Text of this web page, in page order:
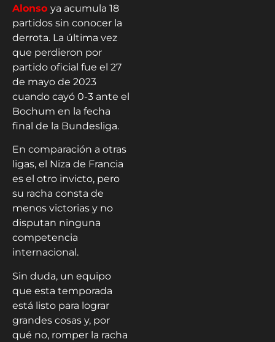
Alonso ya acumula 18
partidos sin conocer la
derrota. La última vez
que perdieron por
partido oficial fue el 27
de mayo de 2023
cuando cayó 0-3 ante el
Bochum en la fecha
final de la Bundesliga.
En comparación a otras
ligas, el Niza de Francia
es el otro invicto, pero
su racha consta de
menos victorias y no
disputan ninguna
competencia
internacional.
Sin duda, un equipo
que esta temporada
está listo para lograr
grandes cosas y, por
qué no, romper la racha